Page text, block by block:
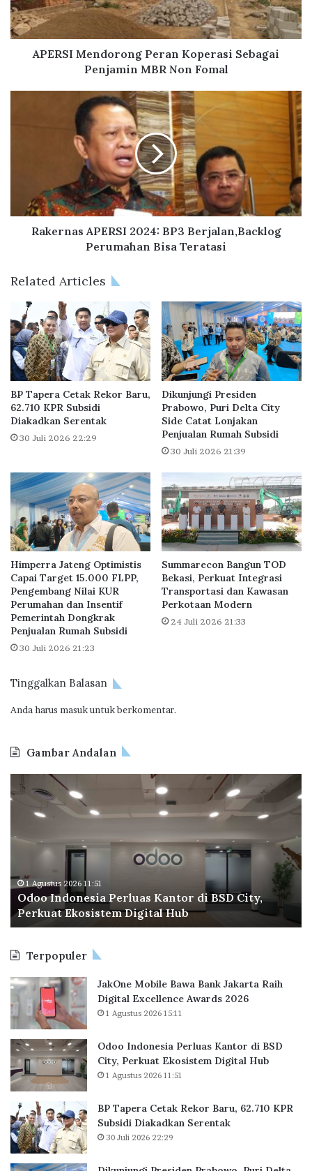
MBR
Non
Fomal
APERSI Mendorong Peran Koperasi Sebagai
Penjamin MBR Non Fomal
Berjalan,Backlog
Teratasi
Rakernas APERSI 2024: BP3 Berjalan,Backlog
Perumahan Bisa Teratasi
Related Articles
BP Tapera Cetak Rekor Baru,
62.710 KPR Subsidi
Diakadkan Serentak
30 Juli 2026 22:29
Dikunjungi Presiden
Prabowo, Puri Delta City
Side Catat Lonjakan
Penjualan Rumah Subsidi
30 Juli 2026 21:39
Himperra Jateng Optimistis
Capai Target 15.000 FLPP,
Pengembang Nilai KUR
Perumahan dan Insentif
Pemerintah Dongkrak
Penjualan Rumah Subsidi
30 Juli 2026 21:23
Summarecon Bangun TOD
Bekasi, Perkuat Integrasi
Transportasi dan Kawasan
Perkotaan Modern
24 Juli 2026 21:33
Tinggalkan Balasan
Anda harus masukuntuk berkomentar.
Gambar Andalan
Indonesia
Perluas
di
Perkuat
Ekosistem
Digital
Hub
1 Agustus 2026 11:51
Odoo Indonesia Perluas Kantor di BSD City,
Perkuat Ekosistem Digital Hub
Terpopuler
JakOne Mobile Bawa Bank Jakarta Raih
Digital Excellence Awards 2026
1 Agustus 2026 15:11
Odoo Indonesia Perluas Kantor di BSD
City, Perkuat Ekosistem Digital Hub
1 Agustus 2026 11:51
BP Tapera Cetak Rekor Baru, 62.710 KPR
Subsidi Diakadkan Serentak
30 Juli 2026 22:29